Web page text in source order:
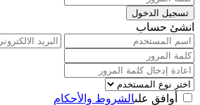
تسجيل الدخول
انشئ حساب
أوافق علىالشروط والأحكام